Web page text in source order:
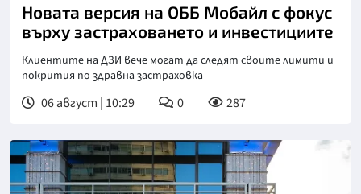
Новата версия на ОББ Мобайл с фокус
върху застраховането и инвестициите
Клиентите на ДЗИ вече могат да следят своите лимити и
покрития по здравна застраховка
06 август | 10:29 0 287